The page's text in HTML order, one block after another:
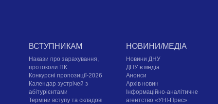
ВСТУПНИКАМ
Накази про зарахування,
протоколи ПК
Конкурсні пропозиції-2026
Календар зустрічей з
абітурієнтами
Терміни вступу та складові
НОВИНИ/МЕДІА
Новини ДНУ
ДНУ в медіа
Анонси
Архів новин
Інформаційно-аналітичне
агентство «УНІ-Прес»